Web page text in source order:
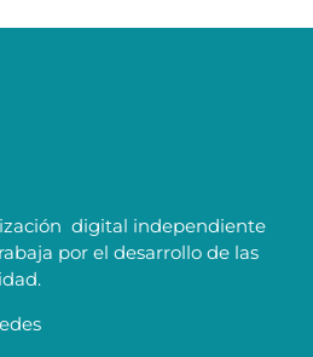
digital independiente
por el desarrollo de las